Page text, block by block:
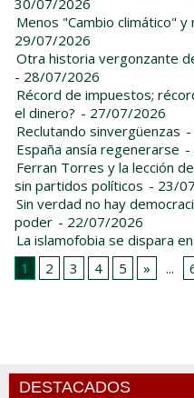
Menos "Cambio climático" y
29/07/2026
Otra historia vergonzante
- 28/07/2026
Récord de impuestos;
el dinero? - 27/07/2026
Reclutando sinvergüenzas
España ansía regenerarse -
Ferran Torres y la lección
sin partidos políticos - 23/
Sin verdad no hay
poder - 22/07/2026
La islamofobia se dispara
1
2 3 4 5 » ...
DESTACADOS